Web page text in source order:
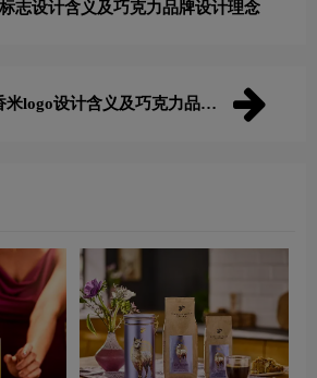
志设计含义及巧克力品牌设计理念
米logo设计含义及巧克力品牌